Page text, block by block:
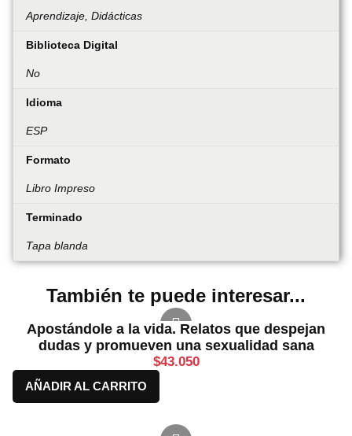
Aprendizaje, Didácticas
Biblioteca Digital
No
Idioma
ESP
Formato
Libro Impreso
Terminado
Tapa blanda
También te puede interesar...
Apostándole a la vida. Relatos que despejan
dudas y promueven una sexualidad sana
$43.050
AÑADIR AL CARRITO